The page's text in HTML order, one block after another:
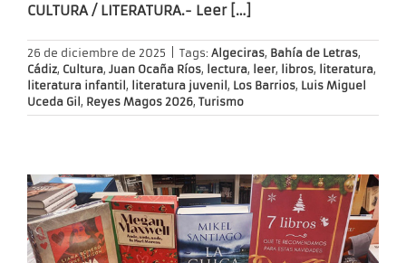
CULTURA / LITERATURA.- Leer […]
26 de diciembre de 2025 Tags: Algeciras, Bahía de Letras,
Cádiz, Cultura, Juan Ocaña Ríos, lectura, leer, libros, literatura,
literatura infantil , literatura juvenil , Los Barrios, Luis Miguel
Uceda Gil , Reyes Magos 2026, Turismo